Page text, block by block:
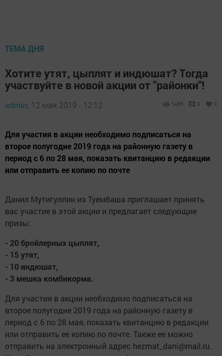
ТЕМА ДНЯ
Хотите утят, цыплят и индюшат? Тогда
участвуйте в новой акции от "районки"!
admin, 12 мая 2019 - 12:12 1466 0 0
Для участия в акции необходимо подписаться на
второе полугодие 2019 года на районную газету в
период с 6 по 28 мая, показать квитанцию в редакции
или отправить ее копию по почте
Данил Мутигуллин из Туембаша приглашает принять
вас участие в этой акции и предлагает следующие
призы:
- 20 бройлерных цыплят,
- 15 утят,
- 10 индюшат,
- 3 мешка комбикорма.
Для участия в акции необходимо подписаться на
второе полугодие 2019 года на районную газету в
период с 6 по 28 мая, показать квитанцию в редакции
или отправить ее копию по почте. Также ее можно
отправить на электронный адрес hezmat_dani@mail.ru.